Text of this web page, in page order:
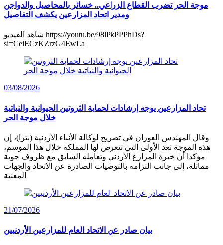
موجة الحر تضرب القطاع الزراعي.. خسائر بالمحاصيل والدواجن
ومدير اتحاد المزارعين يكشف التفاصيل
شاهد الفيديو https://youtu.be/98lPkPPPhDs?
si=CeiECzKZrzG4EwLa
03/08/2026
تحاد المزارعين يوجه إرشادات لحماية الثروتين الحيوانية والنباتية
خلال موجة الحر
وقال المهندس العوران في تصريح لوكالة الأنباء الأردنية (بترا)، إن
هذه الموجة تعد الأولى التي تتعرض لها المملكة خلال هذا الموسم،
مؤكدا أن خبرة المزارع الأردني وتعامله السابق مع ظروف جوية
مماثلة، إلى جانب التزامه بالتوصيات الصادرة عن الاتحاد والجهات
المعنية
21/07/2026
بيان صادر عن الاتحاد العام للمزارعين الأردنيين